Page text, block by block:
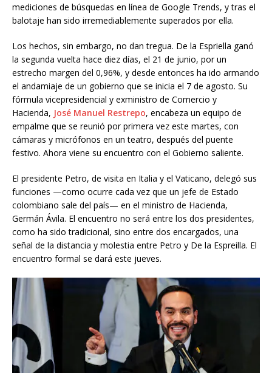
mediciones de búsquedas en línea de Google Trends, y tras el
balotaje han sido irremediablemente superados por ella.
Los hechos, sin embargo, no dan tregua. De la Espriella ganó
la segunda vuelta hace diez días, el 21 de junio, por un
estrecho margen del 0,96%, y desde entonces ha ido armando
el andamiaje de un gobierno que se inicia el 7 de agosto. Su
fórmula vicepresidencial y exministro de Comercio y
Hacienda, José Manuel Restrepo, encabeza un equipo de
empalme que se reunió por primera vez este martes, con
cámaras y micrófonos en un teatro, después del puente
festivo. Ahora viene su encuentro con el Gobierno saliente.
El presidente Petro, de visita en Italia y el Vaticano, delegó sus
funciones —como ocurre cada vez que un jefe de Estado
colombiano sale del país— en el ministro de Hacienda,
Germán Ávila. El encuentro no será entre los dos presidentes,
como ha sido tradicional, sino entre dos encargados, una
señal de la distancia y molestia entre Petro y De la Espreilla. El
encuentro formal se dará este jueves.